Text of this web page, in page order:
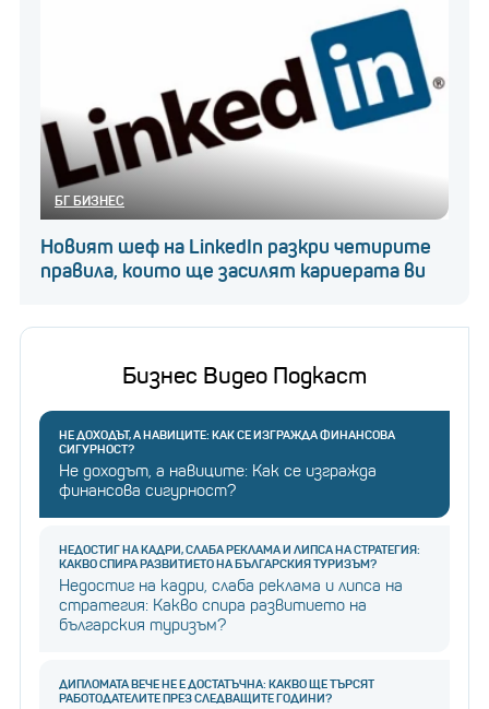
БГ БИЗНЕС
Новият шеф на LinkedIn разкри четирите
правила, които ще засилят кариерата ви
Бизнес Видео Подкаст
НЕ ДОХОДЪТ, А НАВИЦИТЕ: КАК СЕ ИЗГРАЖДА ФИНАНСОВА
СИГУРНОСТ?
Не доходът, а навиците: Как се изгражда
финансова сигурност?
НЕДОСТИГ НА КАДРИ, СЛАБА РЕКЛАМА И ЛИПСА НА СТРАТЕГИЯ:
КАКВО СПИРА РАЗВИТИЕТО НА БЪЛГАРСКИЯ ТУРИЗЪМ?
Недостиг на кадри, слаба реклама и липса на
стратегия: Какво спира развитието на
българския туризъм?
ДИПЛОМАТА ВЕЧЕ НЕ Е ДОСТАТЪЧНА: КАКВО ЩЕ ТЪРСЯТ
РАБОТОДАТЕЛИТЕ ПРЕЗ СЛЕДВАЩИТЕ ГОДИНИ?